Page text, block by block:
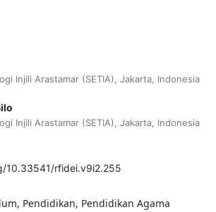
Injili Arastamar (SETIA), Jakarta, Indonesia
Injili Arastamar (SETIA), Jakarta, Indonesia
10.33541/rfidei.v9i2.255
Pendidikan, Pendidikan Agama